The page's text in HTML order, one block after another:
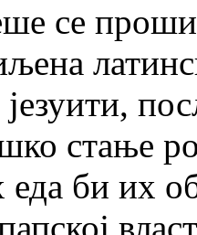
се
стање
би их